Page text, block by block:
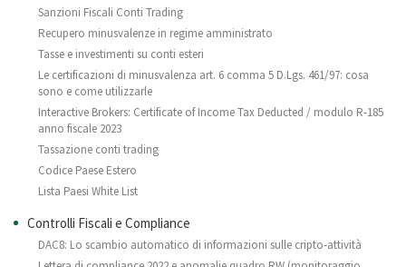
Sanzioni Fiscali Conti Trading
Recupero minusvalenze in regime amministrato
Tasse e investimenti su conti esteri
Le certificazioni di minusvalenza art. 6 comma 5 D.Lgs. 461/97: cosa
sono e come utilizzarle
Interactive Brokers: Certificate of Income Tax Deducted / modulo R-185
anno fiscale 2023
Tassazione conti trading
Codice Paese Estero
Lista Paesi White List
Controlli Fiscali e Compliance
DAC8: Lo scambio automatico di informazioni sulle cripto-attività